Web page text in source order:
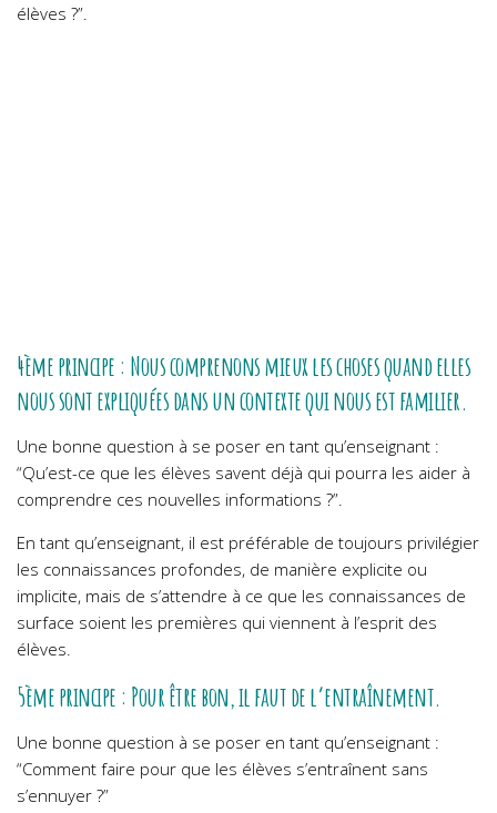
élèves ?”.
4ème principe : Nous comprenons mieux les choses quand elles
nous sont expliquées dans un contexte qui nous est familier.
Une bonne question à se poser en tant qu’enseignant :
“Qu’est-ce que les élèves savent déjà qui pourra les aider à
comprendre ces nouvelles informations ?”.
En tant qu’enseignant, il est préférable de toujours privilégier
les connaissances profondes, de manière explicite ou
implicite, mais de s’attendre à ce que les connaissances de
surface soient les premières qui viennent à l’esprit des
élèves.
5ème principe : Pour être bon, il faut de l’entraînement.
Une bonne question à se poser en tant qu’enseignant :
“Comment faire pour que les élèves s’entraînent sans
s’ennuyer ?”